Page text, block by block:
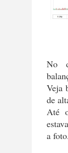
No
Veja
de
Até
a foto.